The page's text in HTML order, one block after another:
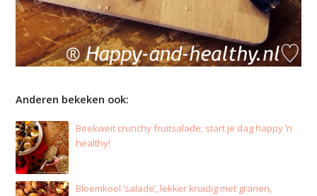
Anderen bekeken ook:
Boekweit crunchy fruitsalade; start je dag happy ’n
healthy!
Bloemkool ‘salade’, lekker kruidig met granen,